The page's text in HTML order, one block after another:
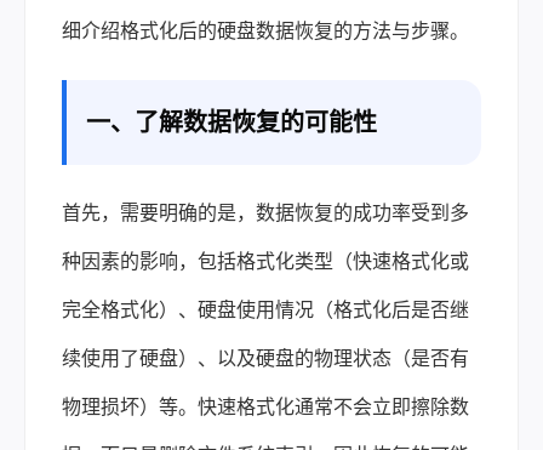
细介绍格式化后的硬盘数据恢复的方法与步骤。
一、了解数据恢复的可能性
首先，需要明确的是，数据恢复的成功率受到多
种因素的影响，包括格式化类型（快速格式化或
完全格式化）、硬盘使用情况（格式化后是否继
续使用了硬盘）、以及硬盘的物理状态（是否有
物理损坏）等。快速格式化通常不会立即擦除数